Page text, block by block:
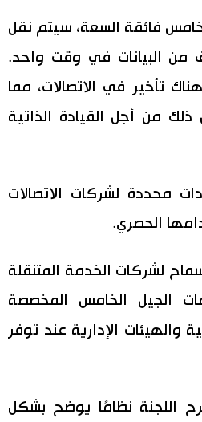
تواصل معنا
فائقة السعة، سيتم نقل
البيانات في وقت واحد.
تأخير في الاتصالات، مما
من أجل القيادة الذاتية
محددة لشركات الاتصالات
الحصري.
لشركات الخدمة المتنقلة
الجيل الخامس المخصصة
والهيئات الإدارية عند توفر
اللجنة نظامًا يوضح بشكل